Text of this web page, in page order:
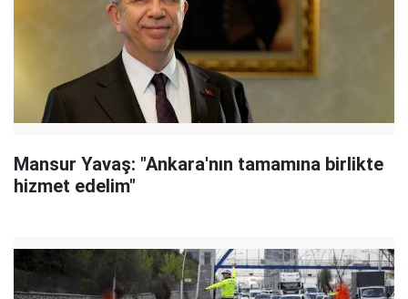
Mansur Yavaş: "Ankara'nın tamamına birlikte
hizmet edelim"